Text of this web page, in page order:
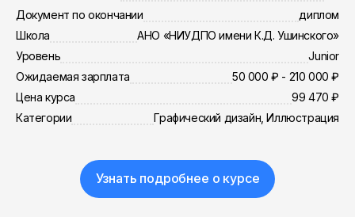
Документ по окончании
диплом
Школа
АНО «НИУДПО имени К.Д. Ушинского»
Уровень
Junior
Ожидаемая зарплата
50 000 ₽ - 210 000 ₽
Цена курса
99 470 ₽
Категории
Графический дизайн, Иллюстрация
Узнать подробнее о курсе